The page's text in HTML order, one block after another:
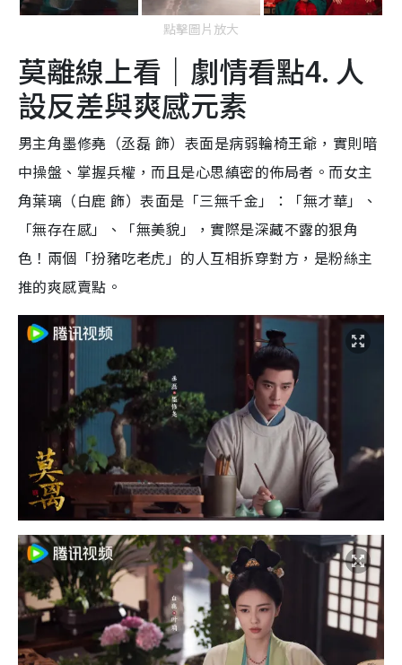
點擊圖片放大
莫離線上看｜劇情看點4. 人
設反差與爽感元素
男主角墨修堯（丞磊 飾）表面是病弱輪椅王爺，實則暗
中操盤、掌握兵權，而且是心思縝密的佈局者。而女主
角葉璃（白鹿 飾）表面是「三無千金」：「無才華」、
「無存在感」、「無美貌」，實際是深藏不露的狠角
色！兩個「扮豬吃老虎」的人互相拆穿對方，是粉絲主
推的爽感賣點。